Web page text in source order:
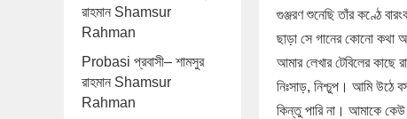
রাহমান Shamsur
Rahman
Probasi প্রবাসী– শামসুর
রাহমান Shamsur
Rahman
গুঞ্জরণ শুনেছি তাঁর কণ্ঠে
ছাড়া সে গানের কোনো কথা
আমার লেখার টেবিলের কাছে
নিঃসাড়, নিশ্চুপ। আমি উঠে
কিন্তু পারি না। আমাকে